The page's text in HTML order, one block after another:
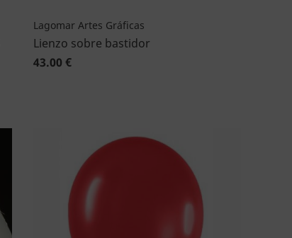
Lagomar Artes Gráficas
Lienzo sobre bastidor
43.00 €